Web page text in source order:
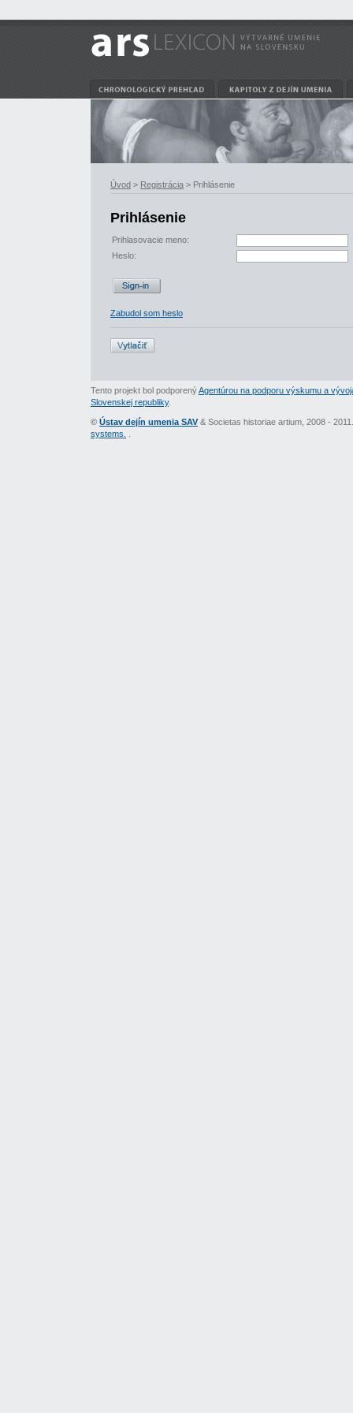
Úvod > Registrácia > Prihlásenie
Prihlásenie
Prihlasovacie meno:
Heslo:
Zabudol som heslo
Tento projekt bol podporenýAgentúrou na podporu výskumu a
Slovenskej republiky.
© Ústav dejín umenia SAV & Societas historiae artium, 2008 -
systems.